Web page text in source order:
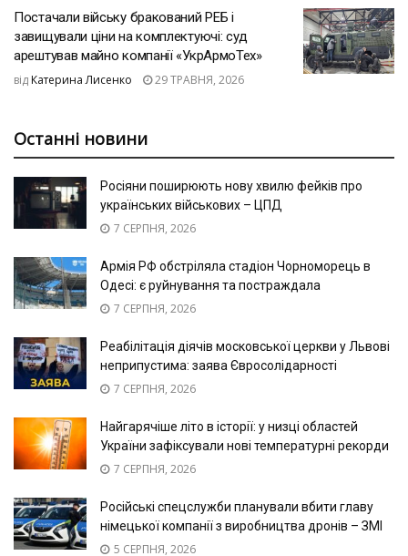
Постачали війську бракований РЕБ і
завищували ціни на комплектуючі: суд
арештував майно компанії «УкрАрмоТех»
від Катерина Лисенко 29 ТРАВНЯ, 2026
Останні новини
Росіяни поширюють нову хвилю фейків про
українських військових – ЦПД
7 СЕРПНЯ, 2026
Армія РФ обстріляла стадіон Чорноморець в
Одесі: є руйнування та постраждала
7 СЕРПНЯ, 2026
Реабілітація діячів московської церкви у Львові
неприпустима: заява Євросолідарності
7 СЕРПНЯ, 2026
Найгарячіше літо в історії: у низці областей
України зафіксували нові температурні рекорди
7 СЕРПНЯ, 2026
Російські спецслужби планували вбити главу
німецької компанії з виробництва дронів – ЗМІ
5 СЕРПНЯ, 2026